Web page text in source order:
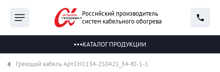
Российский производитель
систем кабельного обогрева
КАТАЛОГ ПРОДУКЦИИ
Греющий кабель Арт.СН1134-250421_34-Ю-1-1